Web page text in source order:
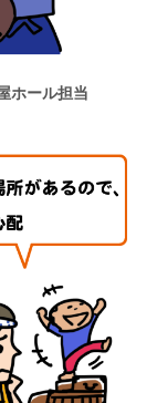
ホール担当